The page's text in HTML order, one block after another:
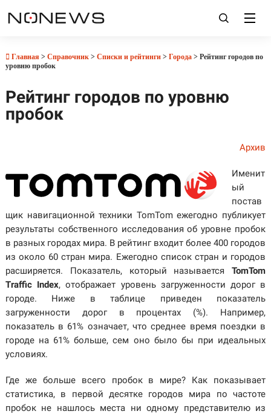
Главная > Справочник> Списки и рейтинги> Города> Рейтинг городов по
уровню пробок
Рейтинг городов по уровню
пробок
Архив
Именит
ый
постав
щик навигационной техники TomTom ежегодно публикует
результаты собственного исследования об уровне пробок
в разных городах мира. В рейтинг входит более 400 городов
из около 60 стран мира. Ежегодно список стран и городов
расширяется. Показатель, который называетсяTomTom
Traffic Index, отображает уровень загруженности дорог в
городе. Ниже в таблице приведен показатель
загруженности дорог в процентах (%). Например,
показатель в 61% означает, что среднее время поездки в
городе на 61% больше, сем оно было бы при идеальных
условиях.
Где же больше всего пробок в мире? Как показывает
статистика, в первой десятке городов мира по частоте
пробок не нашлось места ни одному представителю из